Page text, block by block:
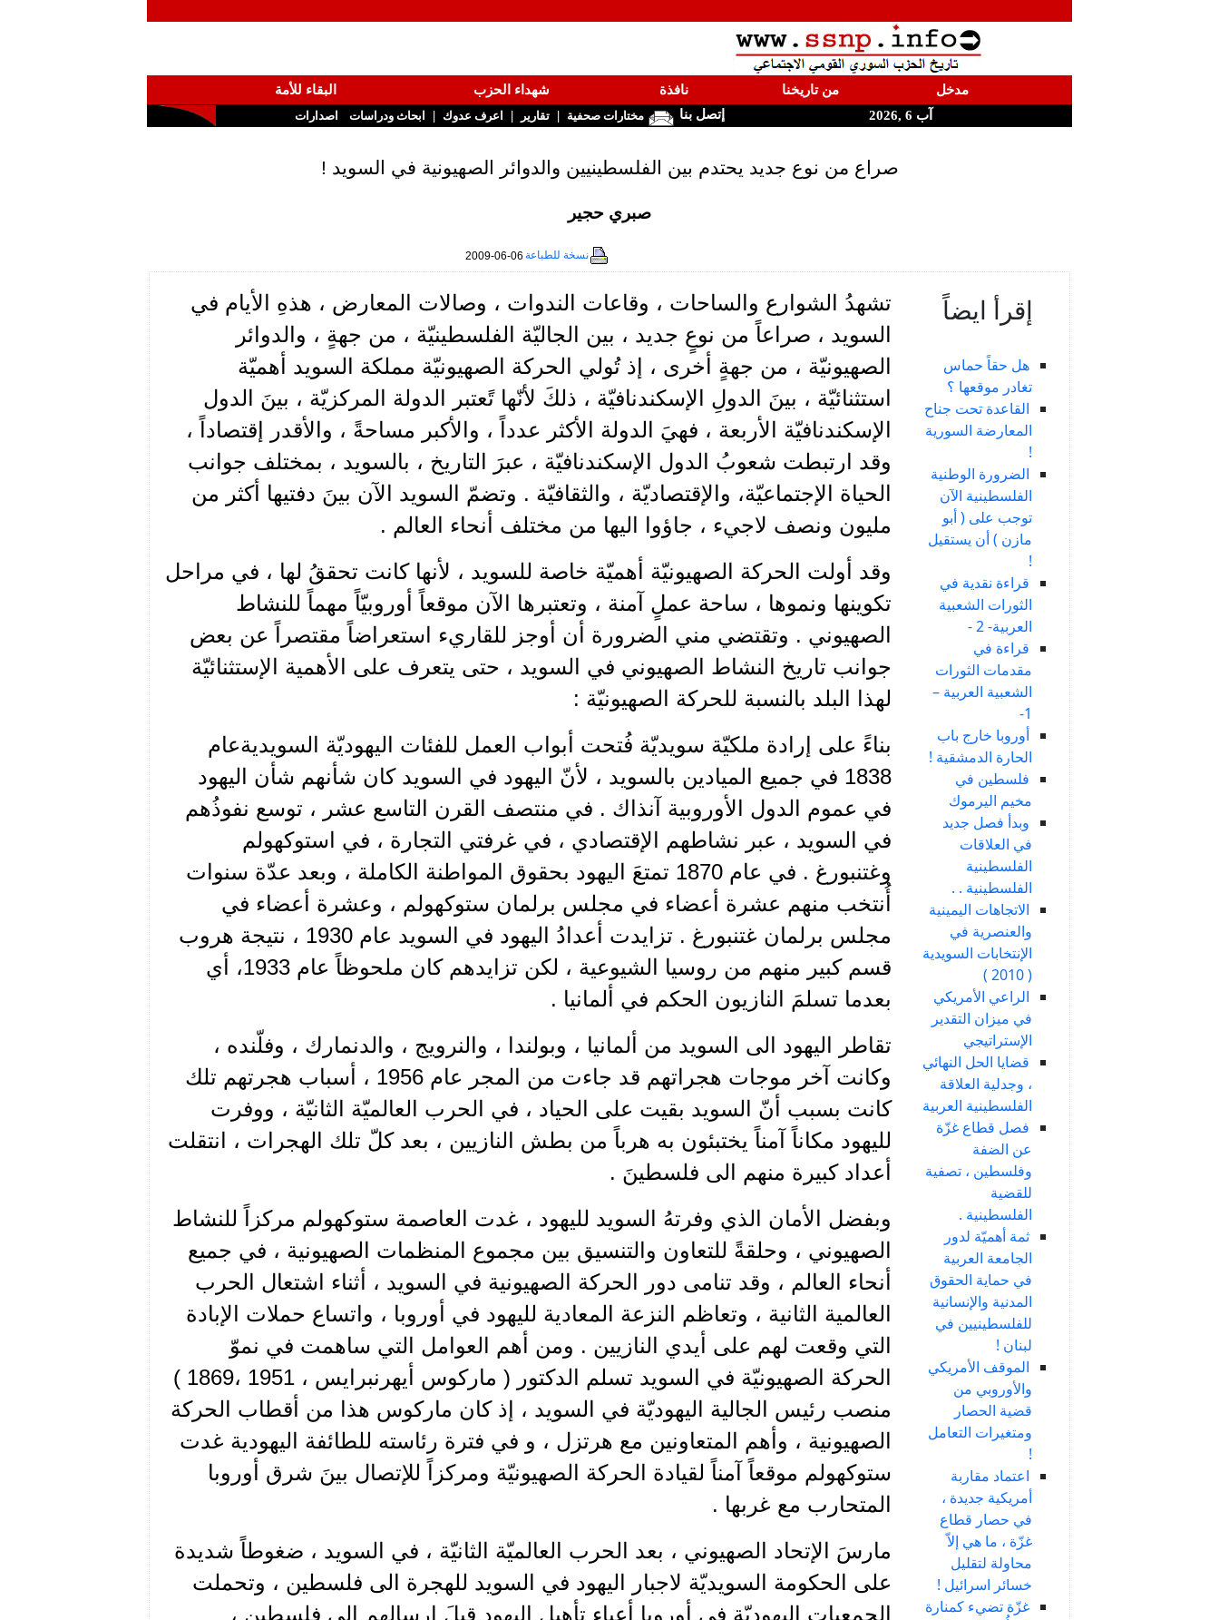
مدخل من تاريخنا نافذة شهداء الحزب
البقاء للأمة
آب 6 ,2026
إتصل بنا مختارات صحفية | تقارير | اعرف عدوك | ابحاث ودراسات اصدارات
صراع من نوع جديد يحتدم بين الفلسطينيين والدوائر الصهيونية في السويد !
صبري حجير
نسخة للطباعة 2009-06-06
إقرأ ايضاً
هل حقاً حماس
تغادر موقعها ؟
القاعدة تحت جناح
المعارضة السورية
!
الضرورة الوطنية
الفلسطينية الآن
توجب على ( أبو
مازن ) أن يستقيل
!
قراءة نقدية في
الثورات الشعبية
العربية- 2 -
قراءة في
مقدمات الثورات
الشعبية العربية –
1-
أوروبا خارج باب
الحارة الدمشقية !
فلسطين في
مخيم اليرموك
وبدأ فصل جديد
في العلاقات
الفلسطينية
الفلسطينية . .
الاتجاهات اليمينية
والعنصرية في
الإنتخابات السويدية
( 2010 )
الراعي الأمريكي
في ميزان التقدير
الإستراتيجي
قضايا الحل النهائي
، وجدلية العلاقة
الفلسطينية العربية
فصل قطاع غزّة
عن الضفة
وفلسطين ، تصفية
للقضية
الفلسطينية .
ثمة أهميّة لدور
الجامعة العربية
في حماية الحقوق
المدنية والإنسانية
للفلسطينيين في
لبنان !
الموقف الأمريكي
والأوروبي من
قضية الحصار
ومتغيرات التعامل
!
اعتماد مقاربة
أمريكية جديدة ،
في حصار قطاع
غزّة ، ما هي إلاّ
محاولة لتقليل
خسائر اسرائيل !
غزّة تضيء كمنارة
تشهدُ الشوارع والساحات ، وقاعات الندوات ، وصالات المعارض ، هذهِ الأيام في
السويد ، صراعاً من نوعٍ جديد ، بين الجاليّة الفلسطينيّة ، من جهةٍ ، والدوائر
الصهيونيّة ، من جهةٍ أخرى ، إذ تُولي الحركة الصهيونيّة مملكة السويد أهميّة
استثنائيّة ، بينَ الدولِ الإسكندنافيّة ، ذلكَ لأنّها تًعتبر الدولة المركزيّة ، بينَ الدول
الإسكندنافيّة الأربعة ، فهيَ الدولة الأكثر عدداً ، والأكبر مساحةً ، والأقدر إقتصاداً ،
وقد ارتبطت شعوبُ الدول الإسكندنافيّة ، عبرَ التاريخ ، بالسويد ، بمختلف جوانب
الحياة الإجتماعيّة، والإقتصاديّة ، والثقافيّة . وتضمّ السويد الآن بينَ دفتيها أكثر من
مليون ونصف لاجيء ، جاؤوا اليها من مختلف أنحاء العالم .
وقد أولت الحركة الصهيونيّة أهميّة خاصة للسويد ، لأنها كانت تحققُ لها ، في مراحل
تكوينها ونموها ، ساحة عملٍ آمنة ، وتعتبرها الآن موقعاً أوروبيّاً مهماً للنشاط
الصهيوني . وتقتضي مني الضرورة أن أوجز للقاريء استعراضاً مقتصراً عن بعض
جوانب تاريخ النشاط الصهيوني في السويد ، حتى يتعرف على الأهمية الإستثنائيّة
لهذا البلد بالنسبة للحركة الصهيونيّة :
بناءً على إرادة ملكيّة سويديّة فُتحت أبواب العمل للفئات اليهوديّة السويديةعام
1838 في جميع الميادين بالسويد ، لأنّ اليهود في السويد كان شأنهم شأن اليهود
في عموم الدول الأوروبية آنذاك . في منتصف القرن التاسع عشر ، توسع نفوذُهم
في السويد ، عبر نشاطهم الإقتصادي ، في غرفتي التجارة ، في استوكهولم
وغتنبورغ . في عام 1870 تمتعَ اليهود بحقوق المواطنة الكاملة ، وبعد عدّة سنوات
أُنتخب منهم عشرة أعضاء في مجلس برلمان ستوكهولم ، وعشرة أعضاء في
مجلس برلمان غتنبورغ . تزايدت أعدادُ اليهود في السويد عام 1930 ، نتيجة هروب
قسم كبير منهم من روسيا الشيوعية ، لكن تزايدهم كان ملحوظاً عام 1933، أي
بعدما تسلمَ النازيون الحكم في ألمانيا .
تقاطر اليهود الى السويد من ألمانيا ، وبولندا ، والنرويج ، والدنمارك ، وفلّنده ،
وكانت آخر موجات هجراتهم قد جاءت من المجر عام 1956 ، أسباب هجرتهم تلك
كانت بسبب أنّ السويد بقيت على الحياد ، في الحرب العالميّة الثانيّة ، ووفرت
لليهود مكاناً آمناً يختبئون به هرباً من بطش النازيين ، بعد كلّ تلك الهجرات ، انتقلت
أعداد كبيرة منهم الى فلسطينَ .
وبفضل الأمان الذي وفرتهُ السويد لليهود ، غدت العاصمة ستوكهولم مركزاً للنشاط
الصهيوني ، وحلقةً للتعاون والتنسيق بين مجموع المنظمات الصهيونية ، في جميع
أنحاء العالم ، وقد تنامى دور الحركة الصهيونية في السويد ، أثناء اشتعال الحرب
العالمية الثانية ، وتعاظم النزعة المعادية لليهود في أوروبا ، واتساع حملات الإبادة
التي وقعت لهم على أيدي النازيين . ومن أهم العوامل التي ساهمت في نموّ
الحركة الصهيونيّة في السويد تسلم الدكتور ( ماركوس أيهرنبرايس ، 1951 ،1869 )
منصب رئيس الجالية اليهوديّة في السويد ، إذ كان ماركوس هذا من أقطاب الحركة
الصهيونية ، وأهم المتعاونين مع هرتزل ، و في فترة رئاسته للطائفة اليهودية غدت
ستوكهولم موقعاً آمناً لقيادة الحركة الصهيونيّة ومركزاً للإتصال بينَ شرق أوروبا
المتحارب مع غربها .
مارسَ الإتحاد الصهيوني ، بعد الحرب العالميّة الثانيّة ، في السويد ، ضغوطاً شديدة
على الحكومة السويديّة لاجبار اليهود في السويد للهجرة الى فلسطين ، وتحملت
الجمعيات اليهوديّة في أوروبا أعباء تأهيل اليهود قبلَ ارسالهم الى فلسطين ،